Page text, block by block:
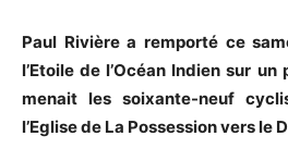
Paul Rivière a remporté ce
l’Etoile de l’Océan Indien sur
menait les soixante-neuf
l’Eglise de La Possession vers le